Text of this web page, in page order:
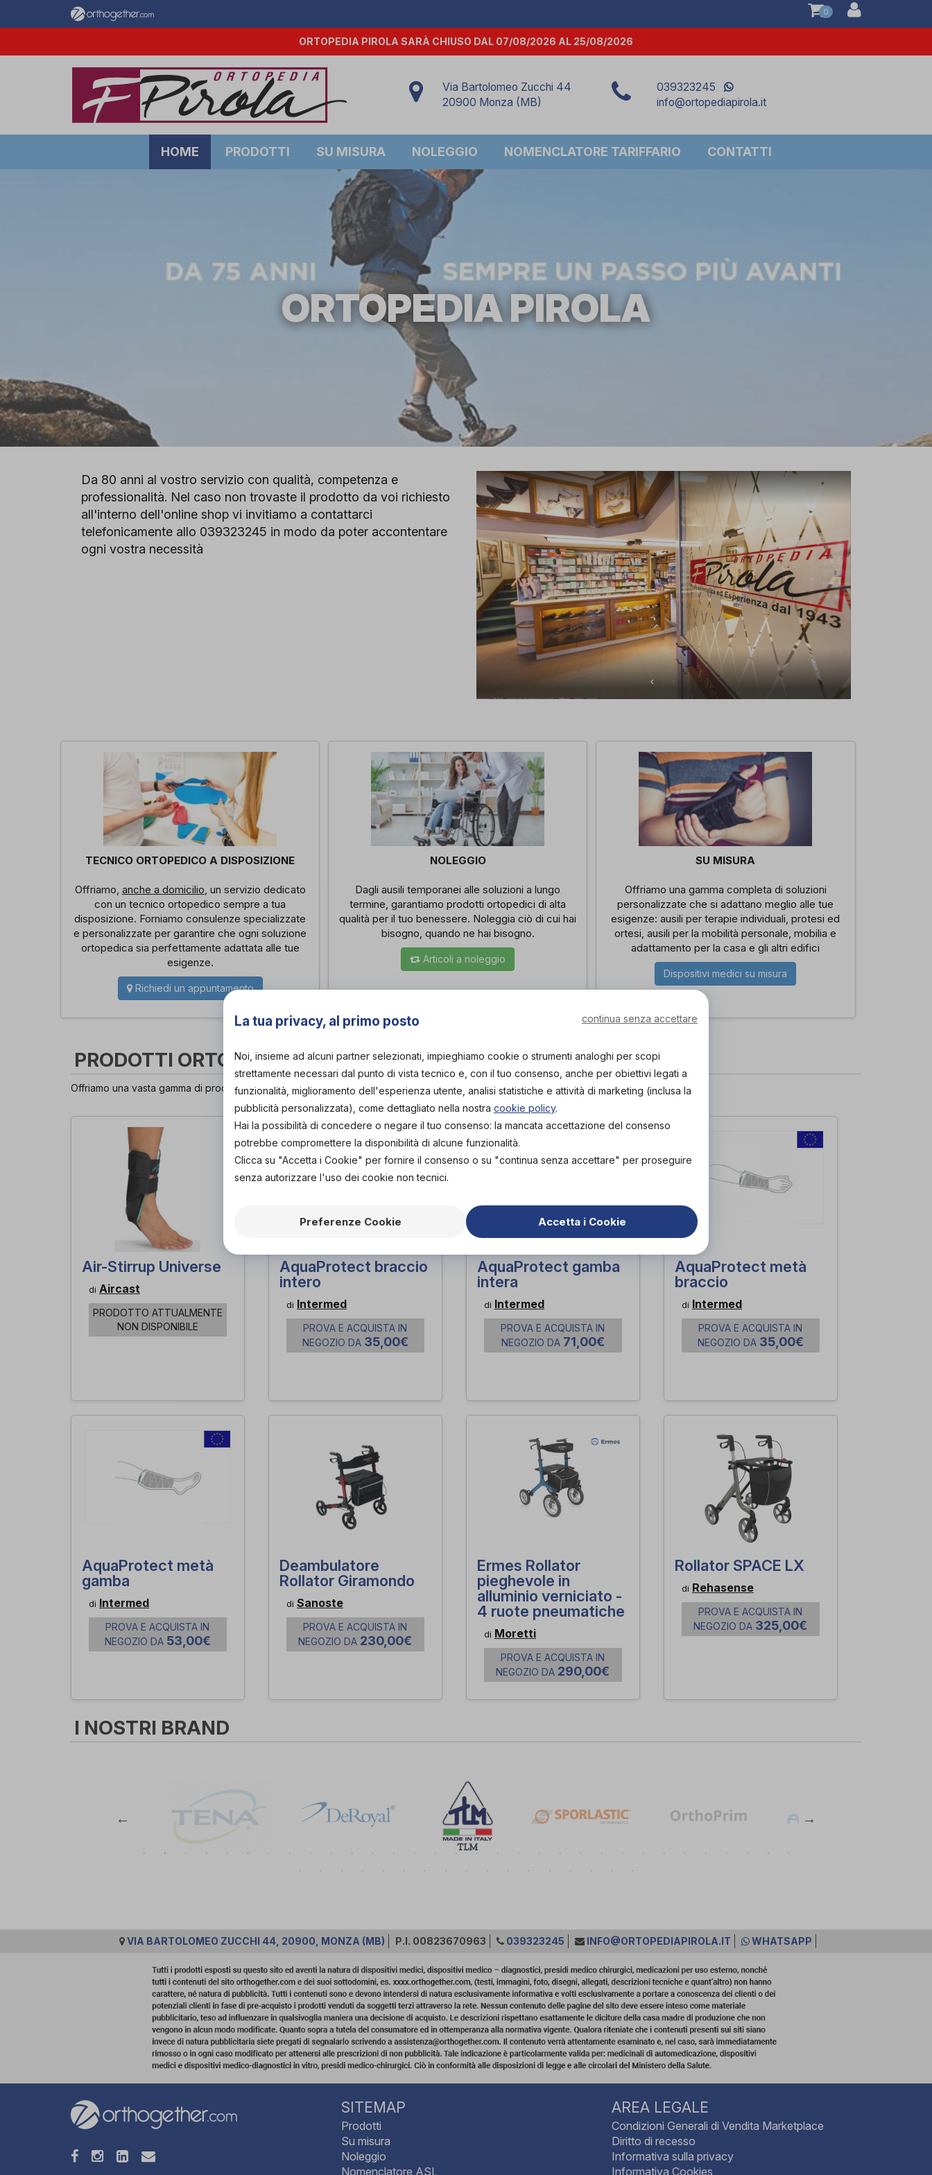
0
ORTOPEDIA PIROLA SARÀ CHIUSO DAL 07/08/2026 AL 25/08/2026
Via Bartolomeo Zucchi 44
20900 Monza (MB)
039323245
info@ortopediapirola.it
HOME PRODOTTI SU MISURA NOLEGGIO NOMENCLATORE TARIFFARIO CONTATTI
ORTOPEDIA PIROLA
Da 80 anni al vostro servizio con qualità, competenza e
professionalità. Nel caso non trovaste il prodotto da voi richiesto
all'interno dell'online shop vi invitiamo a contattarci
telefonicamente allo 039323245 in modo da poter accontentare
ogni vostra necessità
TECNICO ORTOPEDICO A DISPOSIZIONE
Offriamo, anche a domicilio, un servizio dedicato
con un tecnico ortopedico sempre a tua
disposizione. Forniamo consulenze specializzate
e personalizzate per garantire che ogni soluzione
ortopedica sia perfettamente adattata alle tue
esigenze.
Richiedi un appuntamento
NOLEGGIO
Dagli ausili temporanei alle soluzioni a lungo
termine, garantiamo prodotti ortopedici di alta
qualità per il tuo benessere. Noleggia ciò di cui hai
bisogno, quando ne hai bisogno.
Articoli a noleggio
SU MISURA
Offriamo una gamma completa di soluzioni
personalizzate che si adattano meglio alle tue
esigenze: ausili per terapie individuali, protesi ed
ortesi, ausili per la mobilità personale, mobilia e
adattamento per la casa e gli altri edifici
Dispositivi medici su misura
PRODOTTI ORTOPEDICI
Offriamo una vasta gamma di prodotti ortopedici di alta qualità, adatti a diverse patologie ortopediche e trattamenti medici.
Air-Stirrup Universe
di Aircast
PRODOTTO ATTUALMENTE
NON DISPONIBILE
AquaProtect braccio
intero
di Intermed
PROVA E ACQUISTA IN
NEGOZIO DA 35,00€
AquaProtect gamba
intera
di Intermed
PROVA E ACQUISTA IN
NEGOZIO DA 71,00€
AquaProtect metà
braccio
di Intermed
PROVA E ACQUISTA IN
NEGOZIO DA 35,00€
AquaProtect metà
gamba
di Intermed
PROVA E ACQUISTA IN
NEGOZIO DA 53,00€
Deambulatore
Rollator Giramondo
di Sanoste
PROVA E ACQUISTA IN
NEGOZIO DA 230,00€
Ermes Rollator
pieghevole in
alluminio verniciato -
4 ruote pneumatiche
di Moretti
PROVA E ACQUISTA IN
NEGOZIO DA 290,00€
Rollator SPACE LX
di Rehasense
PROVA E ACQUISTA IN
NEGOZIO DA 325,00€
I NOSTRI BRAND
VIA BARTOLOMEO ZUCCHI 44, 20900, MONZA (MB) P.I. 00823670963 039323245 INFO@ORTOPEDIAPIROLA.IT WHATSAPP
SITEMAP
Prodotti
Su misura
Noleggio
Nomenclatore ASL
AREA LEGALE
Condizioni Generali di Vendita Marketplace
Diritto di recesso
Informativa sulla privacy
Informativa Cookies
La tua privacy, al primo posto continua senza accettare
Noi, insieme ad alcuni partner selezionati, impieghiamo cookie o strumenti analoghi per scopi
strettamente necessari dal punto di vista tecnico e, con il tuo consenso, anche per obiettivi legati a
funzionalità, miglioramento dell'esperienza utente, analisi statistiche e attività di marketing (inclusa la
pubblicità personalizzata), come dettagliato nella nostra cookie policy.
Hai la possibilità di concedere o negare il tuo consenso: la mancata accettazione del consenso
potrebbe compromettere la disponibilità di alcune funzionalità.
Clicca su "Accetta i Cookie" per fornire il consenso o su "continua senza accettare" per proseguire
senza autorizzare l'uso dei cookie non tecnici.
Preferenze Cookie Accetta i Cookie